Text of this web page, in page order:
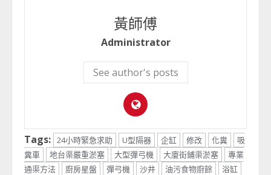
黃師傅
Administrator
See author's posts
Tags: 24小時緊急求助 U型隔器 企缸 修改 化糞
吸
糞車
地台渠嚴重淤塞 大型彈弓機 大廈街鋪渠淤塞
專業
通渠方法
廚房星盤 彈弓機 沙井 油污食物廚餘
浴缸